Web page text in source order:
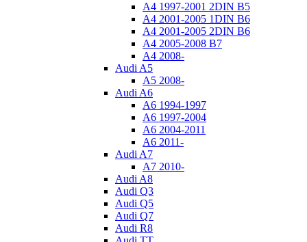
A4 1997-2001 2DIN B5
A4 2001-2005 1DIN B6
A4 2001-2005 2DIN B6
A4 2005-2008 B7
A4 2008-
Audi A5
A5 2008-
Audi A6
A6 1994-1997
A6 1997-2004
A6 2004-2011
A6 2011-
Audi A7
A7 2010-
Audi A8
Audi Q3
Audi Q5
Audi Q7
Audi R8